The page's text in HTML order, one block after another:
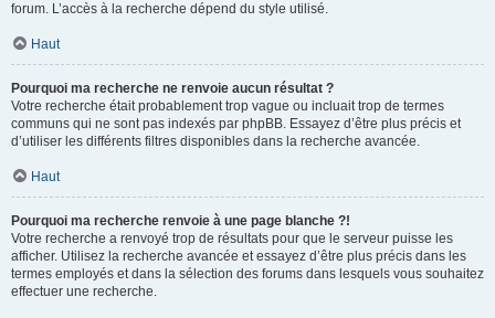
forum. L’accès à la recherche dépend du style utilisé.
Haut
Pourquoi ma recherche ne renvoie aucun résultat ?
Votre recherche était probablement trop vague ou incluait trop de termes
communs qui ne sont pas indexés par phpBB. Essayez d’être plus précis et
d’utiliser les différents filtres disponibles dans la recherche avancée.
Haut
Pourquoi ma recherche renvoie à une page blanche ?!
Votre recherche a renvoyé trop de résultats pour que le serveur puisse les
afficher. Utilisez la recherche avancée et essayez d’être plus précis dans les
termes employés et dans la sélection des forums dans lesquels vous souhaitez
effectuer une recherche.